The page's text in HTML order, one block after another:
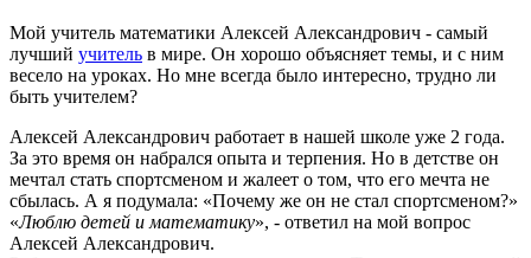
Мой учитель математики Алексей Александрович - самый
лучший учитель в мире. Он хорошо объясняет темы, и с ним
весело на уроках. Но мне всегда было интересно, трудно ли
быть учителем?
Алексей Александрович работает в нашей школе уже 2 года.
За это время он набрался опыта и терпения. Но в детстве он
мечтал стать спортсменом и жалеет о том, что его мечта не
сбылась. А я подумала: «Почему же он не стал спортсменом?»
«Люблю детей и математику», - ответил на мой вопрос
Алексей Александрович.